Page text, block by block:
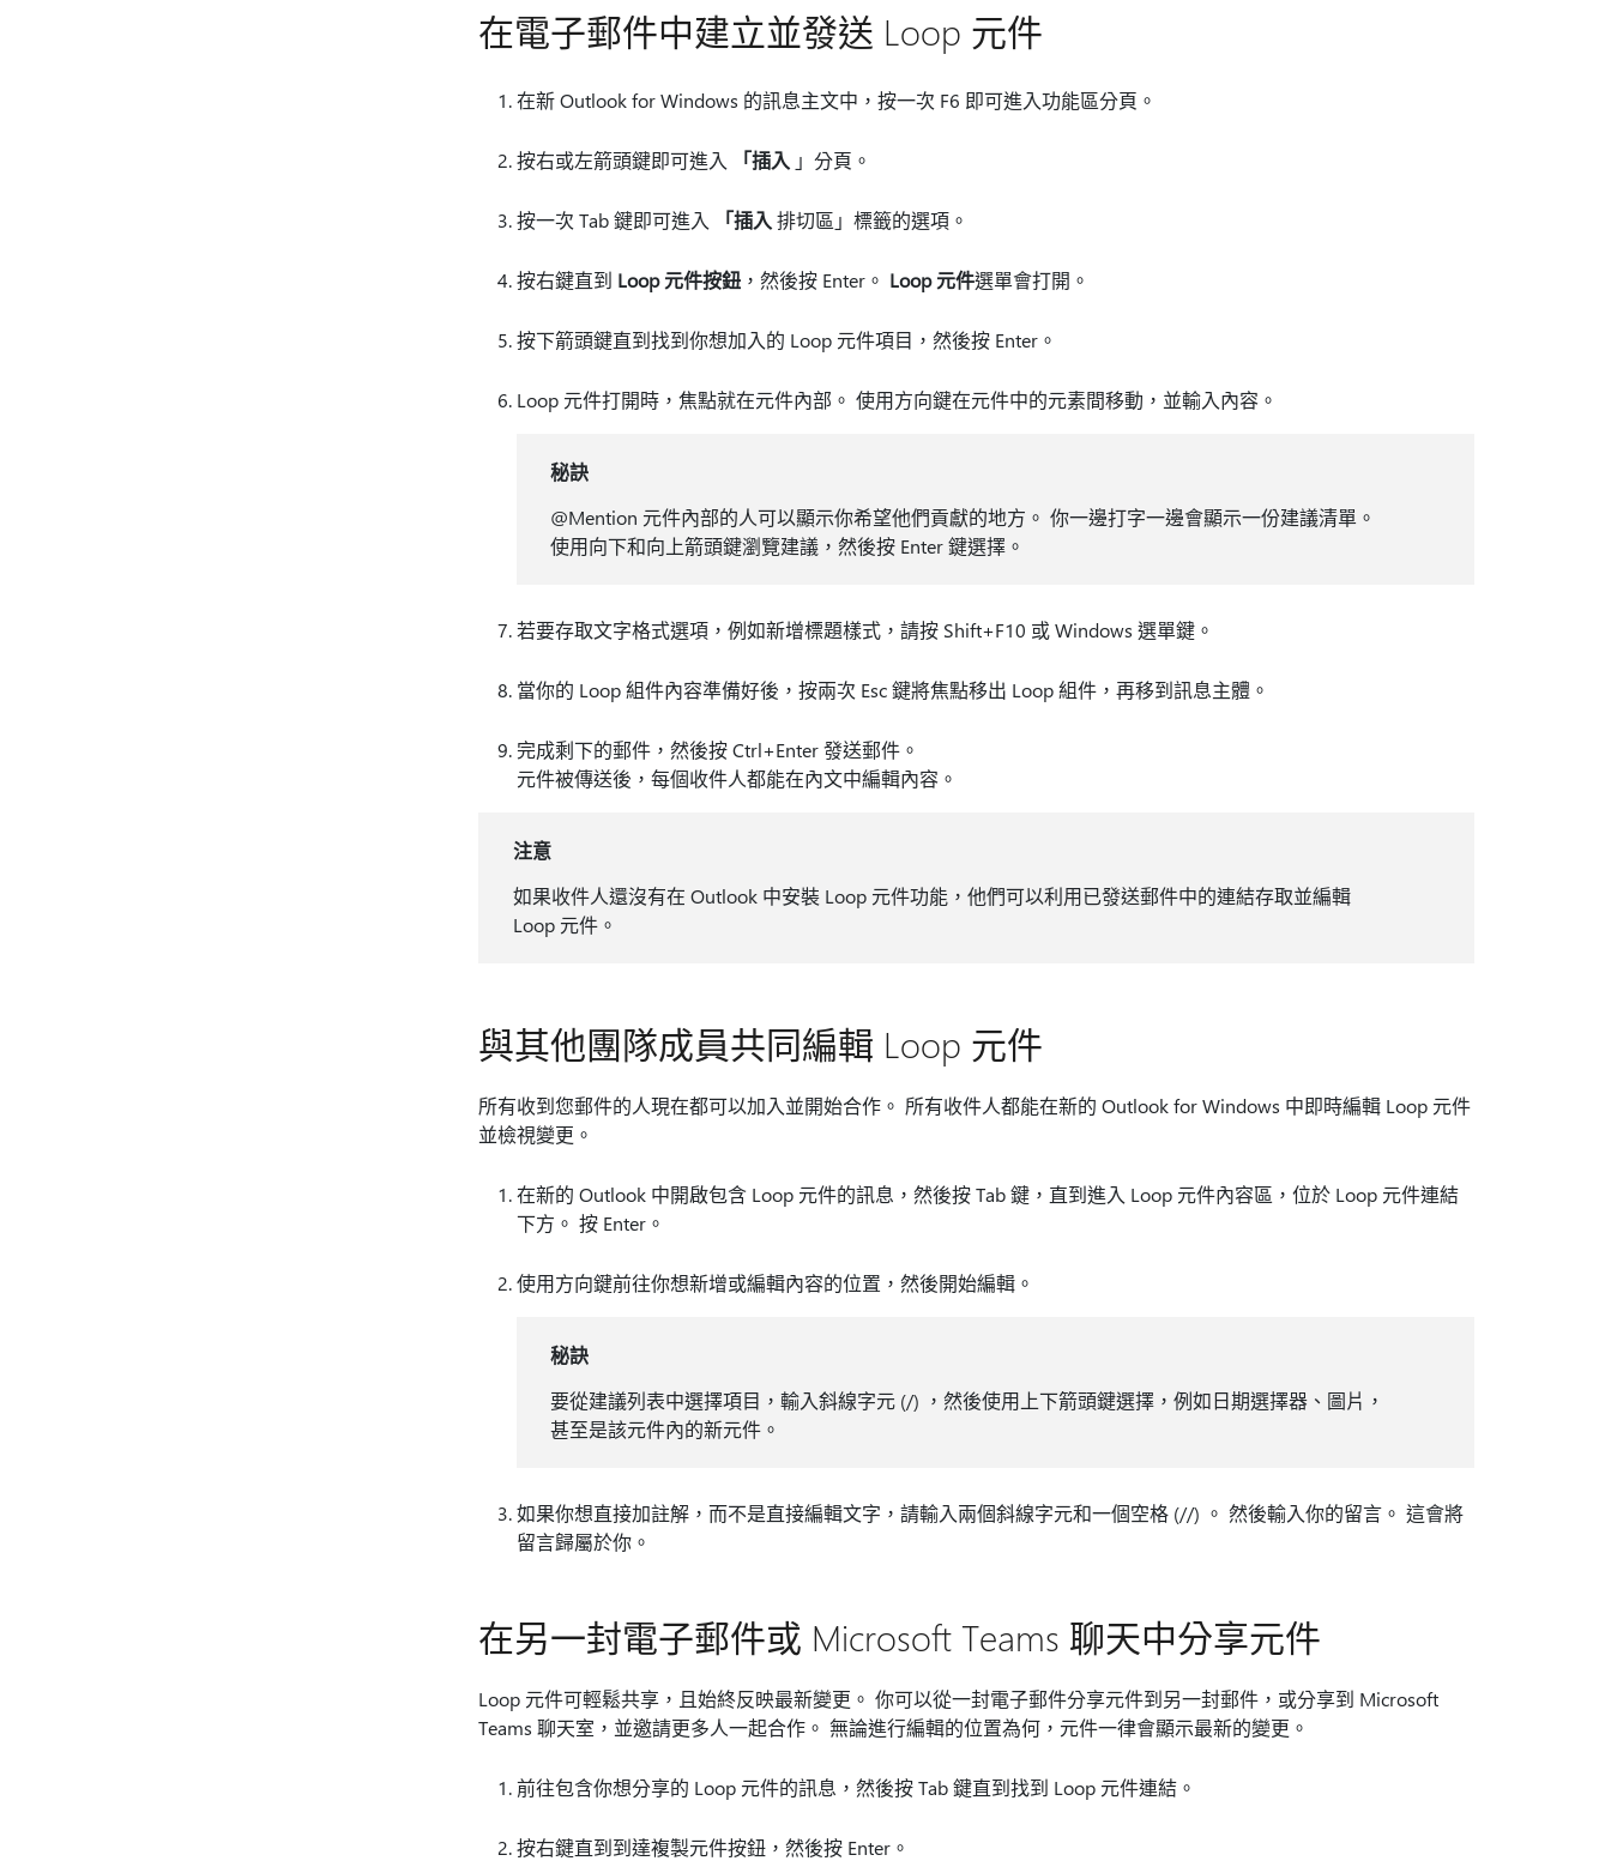
在電子郵件中建立並發送 Loop 元件
在新 Outlook for Windows 的訊息主文中，按一次 F6 即可進入功能區分頁。
按右或左箭頭鍵即可進入 「插入 」分頁。
按一次 Tab 鍵即可進入 「插入 排切區」標籤的選項。
按右鍵直到 Loop 元件按鈕 ，然後按 Enter。 Loop 元件選單會打開。
按下箭頭鍵直到找到你想加入的 Loop 元件項目，然後按 Enter。
Loop 元件打開時，焦點就在元件內部。 使用方向鍵在元件中的元素間移動，並輸入內容。
秘訣
@Mention 元件內部的人可以顯示你希望他們貢獻的地方。 你一邊打字一邊會顯示一份建議清單。
使用向下和向上箭頭鍵瀏覽建議，然後按 Enter 鍵選擇。
若要存取文字格式選項，例如新增標題樣式，請按 Shift+F10 或 Windows 選單鍵。
當你的 Loop 組件內容準備好後，按兩次 Esc 鍵將焦點移出 Loop 組件，再移到訊息主體。
完成剩下的郵件，然後按 Ctrl+Enter 發送郵件。
元件被傳送後，每個收件人都能在內文中編輯內容。
注意
如果收件人還沒有在 Outlook 中安裝 Loop 元件功能，他們可以利用已發送郵件中的連結存取並編輯
Loop 元件。
與其他團隊成員共同編輯 Loop 元件
所有收到您郵件的人現在都可以加入並開始合作。 所有收件人都能在新的 Outlook for Windows 中即時編輯 Loop 元件
並檢視變更。
在新的 Outlook 中開啟包含 Loop 元件的訊息，然後按 Tab 鍵，直到進入 Loop 元件內容區，位於 Loop 元件連結
下方。 按 Enter。
使用方向鍵前往你想新增或編輯內容的位置，然後開始編輯。
秘訣
要從建議列表中選擇項目，輸入斜線字元 (/) ，然後使用上下箭頭鍵選擇，例如日期選擇器、圖片，
甚至是該元件內的新元件。
如果你想直接加註解，而不是直接編輯文字，請輸入兩個斜線字元和一個空格 (//) 。 然後輸入你的留言。 這會將
留言歸屬於你。
在另一封電子郵件或 Microsoft Teams 聊天中分享元件
Loop 元件可輕鬆共享，且始終反映最新變更。 你可以從一封電子郵件分享元件到另一封郵件，或分享到 Microsoft
Teams 聊天室，並邀請更多人一起合作。 無論進行編輯的位置為何，元件一律會顯示最新的變更。
前往包含你想分享的 Loop 元件的訊息，然後按 Tab 鍵直到找到 Loop 元件連結。
按右鍵直到到達複製元件按鈕，然後按 Enter。